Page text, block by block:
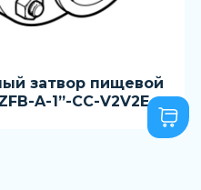
затвор пищевой
A-1”-CC-V2V2E